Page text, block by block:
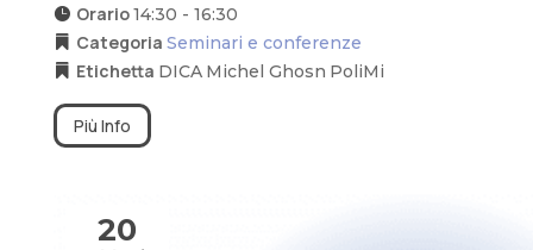
Orario14:30 - 16:30
Categoria Seminari e conferenze
Etichetta DICA Michel Ghosn PoliMi
Più Info
20